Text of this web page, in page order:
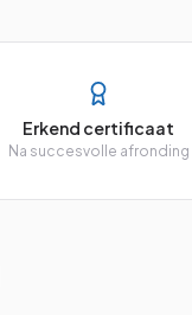
Erkend certificaat
Na succesvolle afronding